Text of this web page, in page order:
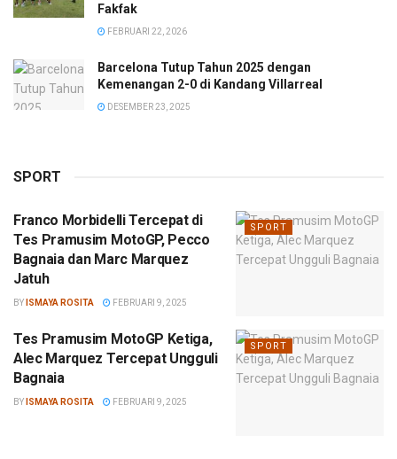
Fakfak
FEBRUARI 22, 2026
Barcelona Tutup Tahun 2025 dengan
Kemenangan 2-0 di Kandang Villarreal
DESEMBER 23, 2025
SPORT
SPORT
Franco Morbidelli Tercepat di
Tes Pramusim MotoGP, Pecco
Bagnaia dan Marc Marquez
Jatuh
BY ISMAYA ROSITA FEBRUARI 9, 2025
SPORT
Tes Pramusim MotoGP Ketiga,
Alec Marquez Tercepat Ungguli
Bagnaia
BY ISMAYA ROSITA FEBRUARI 9, 2025